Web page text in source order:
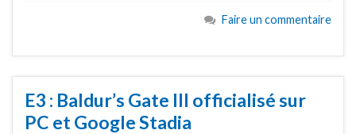
Faire un commentaire
E3 : Baldur’s Gate III officialisé sur
PC et Google Stadia